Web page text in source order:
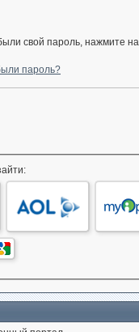
свой пароль, нажмите на
пароль?